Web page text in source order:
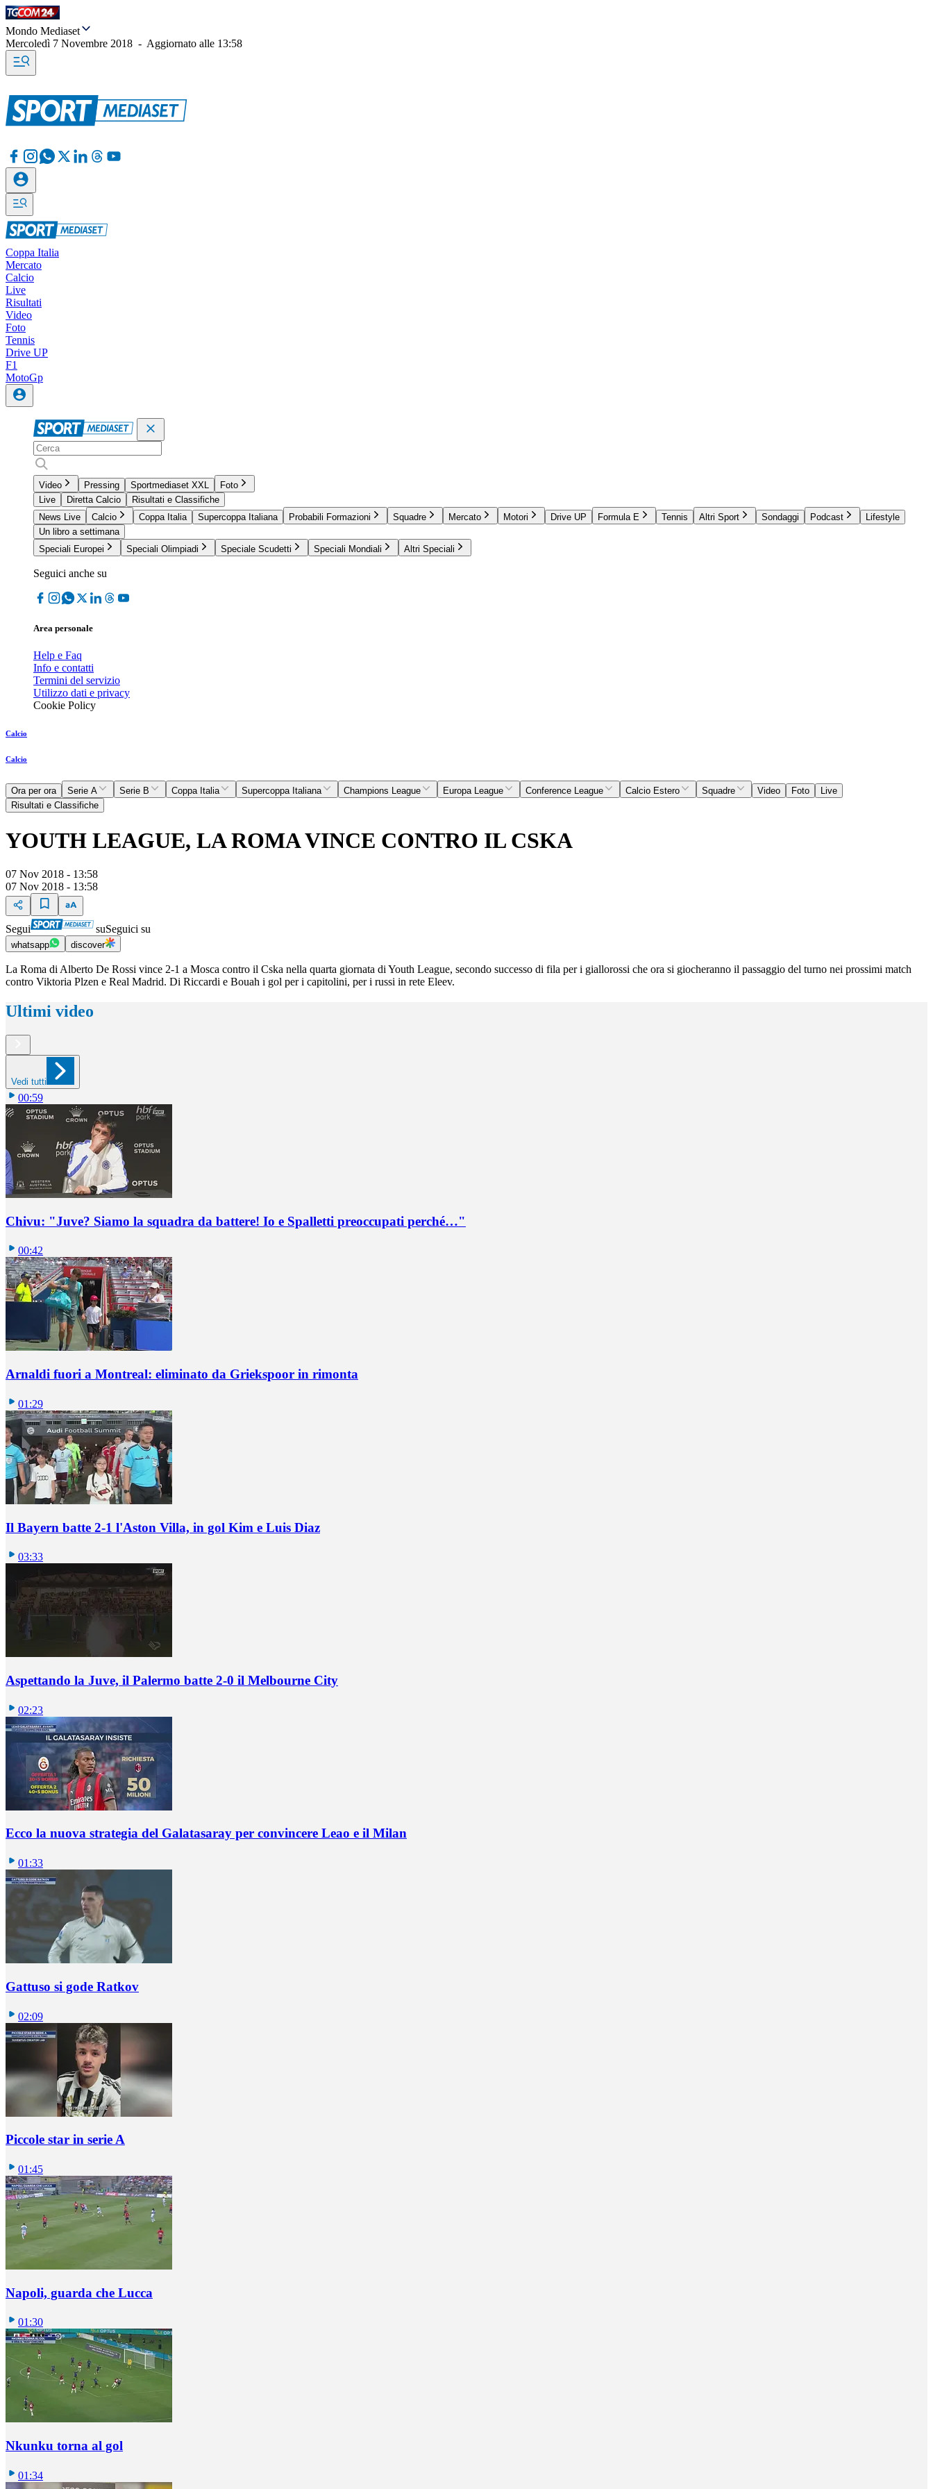
Mondo Mediaset
Mercoledì 7 Novembre 2018 - Aggiornato alle 13:58
Coppa Italia
Mercato
Calcio
Live
Risultati
Video
Foto
Tennis
Drive UP
F1
MotoGp
Video Pressing Sportmediaset XXL
Foto
Live
Diretta Calcio
Risultati e Classifiche
News Live
Calcio Coppa Italia Supercoppa Italiana Probabili Formazioni Squadre Mercato Motori Drive UP Formula E Tennis Altri Sport Sondaggi Podcast
Lifestyle
Un libro a settimana
Speciali Europei
Speciali Olimpiadi Speciale Scudetti Speciali Mondiali Altri Speciali
Seguici anche su
Area personale
Help e Faq
Info e contatti
Termini del servizio
Utilizzo dati e privacy
Cookie Policy
Calcio
Calcio
Ora per ora Serie A Serie B Coppa Italia Supercoppa Italiana Champions League Europa League Conference League Calcio Estero Squadre Video Foto
Live
Risultati e Classifiche
YOUTH LEAGUE, LA ROMA VINCE CONTRO IL CSKA
07 Nov 2018 - 13:58
07 Nov 2018 - 13:58
Segui suSeguici su
whatsapp discover
La Roma di Alberto De Rossi vince 2-1 a Mosca contro il Cska nella quarta giornata di Youth League, secondo successo di fila per i giallorossi che ora si giocheranno il passaggio del turno nei prossimi match
contro Viktoria Plzen e Real Madrid. Di Riccardi e Bouah i gol per i capitolini, per i russi in rete Eleev.
Ultimi video
Vedi tutti
00:59
Chivu: "Juve? Siamo la squadra da battere! Io e Spalletti preoccupati perché…"
00:42
Arnaldi fuori a Montreal: eliminato da Griekspoor in rimonta
01:29
Il Bayern batte 2-1 l'Aston Villa, in gol Kim e Luis Diaz
03:33
Aspettando la Juve, il Palermo batte 2-0 il Melbourne City
02:23
Ecco la nuova strategia del Galatasaray per convincere Leao e il Milan
01:33
Gattuso si gode Ratkov
02:09
Piccole star in serie A
01:45
Napoli, guarda che Lucca
01:30
Nkunku torna al gol
01:34